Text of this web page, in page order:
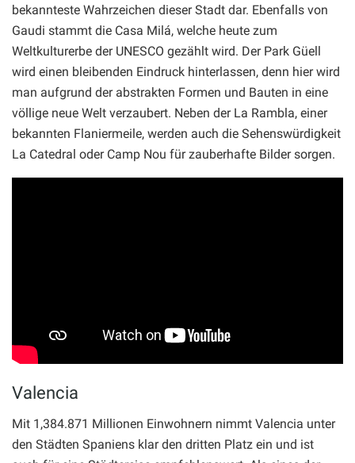
bekannteste Wahrzeichen dieser Stadt dar. Ebenfalls von
Gaudi stammt die Casa Milá, welche heute zum
Weltkulturerbe der UNESCO gezählt wird. Der Park Güell
wird einen bleibenden Eindruck hinterlassen, denn hier wird
man aufgrund der abstrakten Formen und Bauten in eine
völlige neue Welt verzaubert. Neben der La Rambla, einer
bekannten Flaniermeile, werden auch die Sehenswürdigkeit
La Catedral oder Camp Nou für zauberhafte Bilder sorgen.
Valencia
Mit 1,384.871 Millionen Einwohnern nimmt Valencia unter
den Städten Spaniens klar den dritten Platz ein und ist